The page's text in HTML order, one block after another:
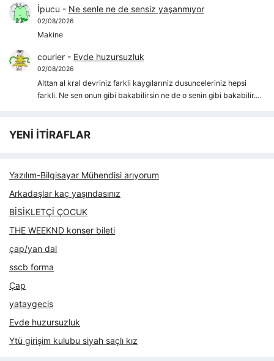
İpucu - Ne senle ne de sensiz yaşanmıyor
02/08/2026
Makine
courier- Evde huzursuzluk
02/08/2026
Alttan al kral devriniz farkli kaygılarıniz dusunceleriniz hepsi
farkli. Ne sen onun gibi bakabilirsin ne de o senin gibi bakabilir.…
YENİ İTİRAFLAR
Yazılım-Bilgisayar Mühendisi arıyorum
Arkadaşlar kaç yaşındasınız
BİSİKLETÇİ ÇOCUK
THE WEEKND konser bileti
çap/yan dal
sscb forma
Çap
yataygecis
Evde huzursuzluk
Ytü girişim kulubu siyah saçlı kız